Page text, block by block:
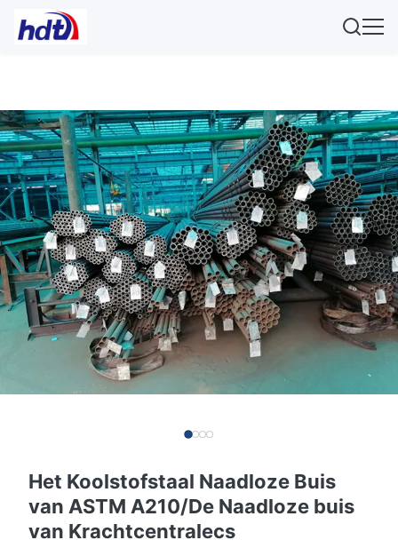
Het Koolstofstaal Naadloze Buis
van ASTM A210/De Naadloze buis
van Krachtcentralecs